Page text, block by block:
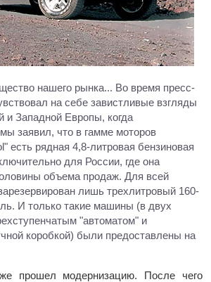
нашего рынка... Во время пресс-
на себе завистливые взгляды
и Западной Европы, когда
заявил, что в гамме моторов
есть рядная 4,8-литровая бензиновая
для России, где она
объема продаж. Для всей
лишь трехлитровый 160-
И только такие машины (в двух
"автоматом" и
коробкой) были предоставлены на
прошел модернизацию. После чего